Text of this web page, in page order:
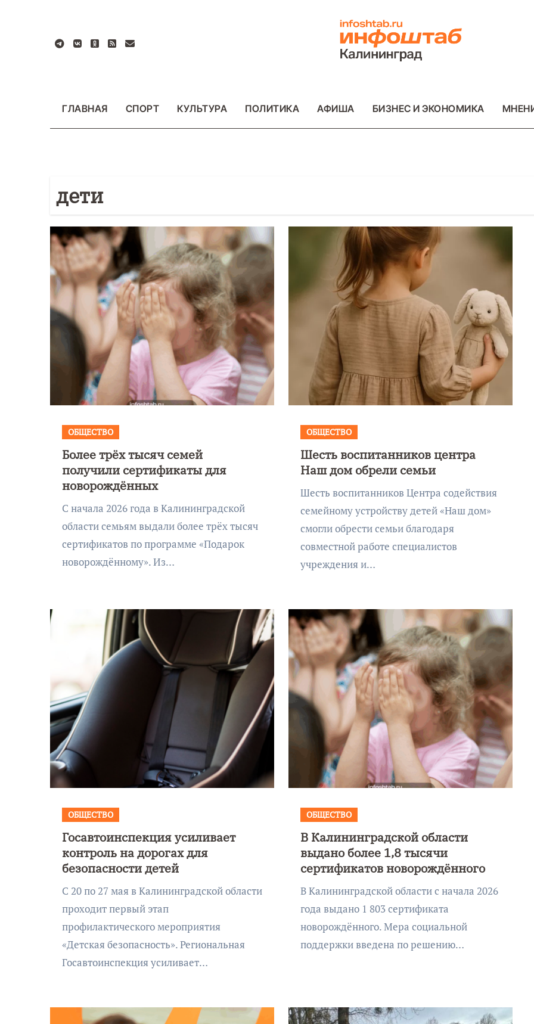
содержанию
ГЛАВНАЯ СПОРТ КУЛЬТУРА ПОЛИТИКА АФИША БИЗНЕС И ЭКОНОМИКА
дети
ОБЩЕСТВО
Более трёх тысяч семей
получили сертификаты для
новорождённых
С начала 2026 года в Калининградской
области семьям выдали более трёх тысяч
сертификатов по программе «Подарок
новорождённому». Из…
ОБЩЕСТВО
Шесть воспитанников центра
Наш дом обрели семьи
Шесть воспитанников Центра содействия
семейному устройству детей «Наш дом»
смогли обрести семьи благодаря
совместной работе специалистов
учреждения и…
ОБЩЕСТВО
Госавтоинспекция усиливает
контроль на дорогах для
безопасности детей
С 20 по 27 мая в Калининградской области
проходит первый этап
профилактического мероприятия
«Детская безопасность». Региональная
Госавтоинспекция усиливает…
ОБЩЕСТВО
В Калининградской области
выдано более 1,8 тысячи
сертификатов новорождённого
В Калининградской области с начала 2026
года выдано 1 803 сертификата
новорождённого. Мера социальной
поддержки введена по решению…
ФОТО ВАЖНОЕ ОБЩЕСТВО
Уникальное
северное сияние
запечатлели над
Балтикой
ВАЖНОЕ ОБЩЕСТВО
Фотокадры, как
Калининград
завалило после
снежного бурана
КУЛЬТУРА ОБЩЕСТВО
Николай Патрушев
поддержал проведение в
фестиваля «Открытое море»
АФИША КУЛЬТУРА ОБЩЕСТВО
Организаторы фестиваля
«Открытое море» объявили